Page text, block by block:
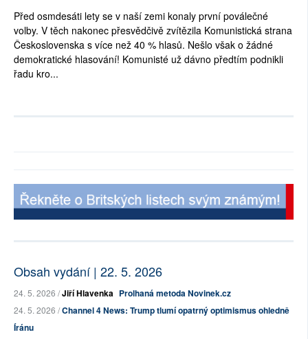
Před osmdesáti lety se v naší zemi konaly první poválečné
volby. V těch nakonec přesvědčivě zvítězila Komunistická strana
Československa s více než 40 % hlasů. Nešlo však o žádné
demokratické hlasování! Komunisté už dávno předtím podnikli
řadu kro...
Obsah vydání | 22. 5. 2026
24. 5. 2026 /Jiří Hlavenka Prolhaná metoda Novinek.cz
24. 5. 2026 /Channel 4 News: Trump tlumí opatrný optimismus ohledně
Íránu